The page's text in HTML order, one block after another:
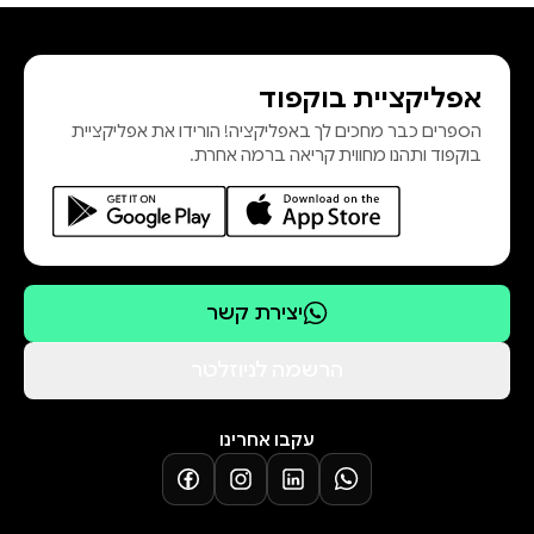
השניים בגורן שלו בלילה? למה קשרו
חכמינו תפילין לראשה של מיכל? ואיך
הפכה אסתר המלכה מבובת ברבי
מחוקה לאדם הכי חכם בתנ"ך?על
השאלות המרתקות הל
אפליקציית בוקפוד
הספרים כבר מחכים לך באפליקציה! הורידו את אפליקציית
בוקפוד ותהנו מחווית קריאה ברמה אחרת.
יצירת קשר
עקבו אחרינו